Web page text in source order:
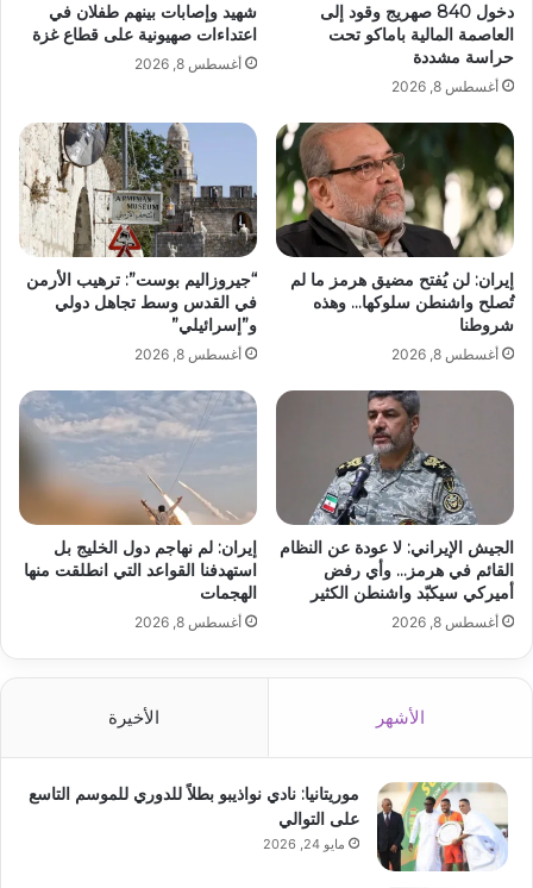
دخول 840 صهريج وقود إلى
العاصمة المالية باماكو تحت
حراسة مشددة
أغسطس 8, 2026
شهيد وإصابات بينهم طفلان في
اعتداءات صهيونية على قطاع غزة
أغسطس 8, 2026
إيران: لن يُفتح مضيق هرمز ما لم
تُصلح واشنطن سلوكها… وهذه
شروطنا
أغسطس 8, 2026
“جيروزاليم بوست”: ترهيب الأرمن
في القدس وسط تجاهل دولي
و”إسرائيلي”
أغسطس 8, 2026
الجيش الإيراني: لا عودة عن النظام
القائم في هرمز… وأي رفض
أميركي سيكبّد واشنطن الكثير
أغسطس 8, 2026
إيران: لم نهاجم دول الخليج بل
استهدفنا القواعد التي انطلقت منها
الهجمات
أغسطس 8, 2026
الأشهر الأخيرة
موريتانيا: نادي نواذيبو بطلاً للدوري للموسم التاسع
على التوالي
مايو 24, 2026